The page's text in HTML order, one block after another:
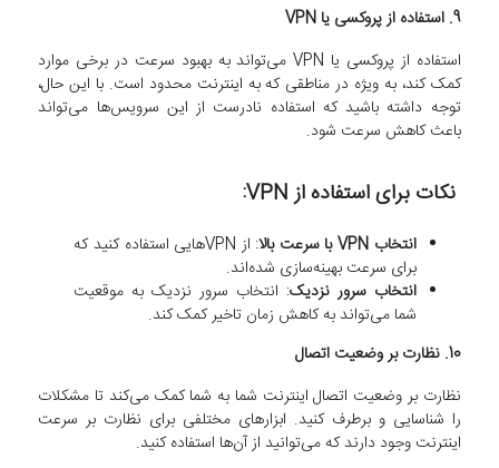
9. استفاده از پروکسی یا VPN
استفاده از پروکسی یا VPN می‌تواند به بهبود سرعت در برخی موارد
کمک کند، به ویژه در مناطقی که به اینترنت محدود است. با این حال،
توجه داشته باشید که استفاده نادرست از این سرویس‌ها می‌تواند
باعث کاهش سرعت شود.
نکات برای استفاده از VPN:
انتخاب VPN با سرعت بالا
: از VPNهایی استفاده کنید که
برای سرعت بهینه‌سازی شده‌اند.
انتخاب سرور نزدیک: انتخاب سرور نزدیک به موقعیت
شما می‌تواند به کاهش زمان تاخیر کمک کند.
10. نظارت بر وضعیت اتصال
نظارت بر وضعیت اتصال اینترنت شما به شما کمک می‌کند تا مشکلات
را شناسایی و برطرف کنید. ابزارهای مختلفی برای نظارت بر سرعت
اینترنت وجود دارند که می‌توانید از آن‌ها استفاده کنید.